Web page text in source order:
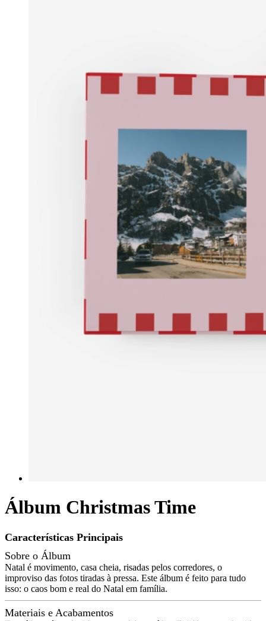
Álbum Christmas Time
Características Principais
Sobre o Álbum
Natal é movimento, casa cheia, risadas pelos corredores, o
improviso das fotos tiradas à pressa. Este álbum é feito para tudo
isso: o caos bom e real do Natal em família.
Materiais e Acabamentos